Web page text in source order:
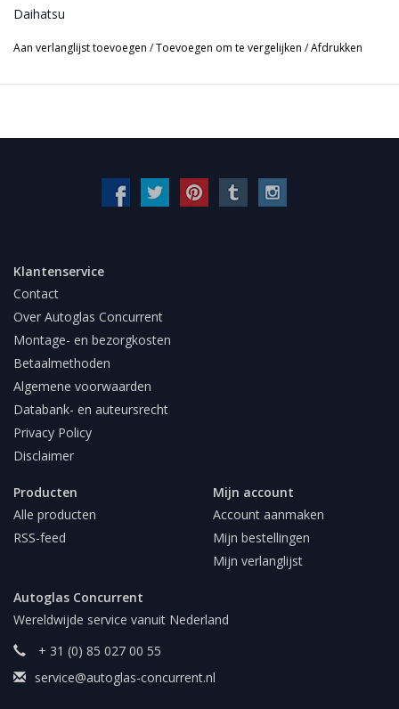
Daihatsu
Aan verlanglijst toevoegen /Toevoegen om te vergelijken /Afdrukken
Klantenservice
Contact
Over Autoglas Concurrent
Montage- en bezorgkosten
Betaalmethoden
Algemene voorwaarden
Databank- en auteursrecht
Privacy Policy
Disclaimer
Producten
Alle producten
RSS-feed
Mijn account
Account aanmaken
Mijn bestellingen
Mijn verlanglijst
Autoglas Concurrent
Wereldwijde service vanuit Nederland
+ 31 (0) 85 027 00 55
service@autoglas-concurrent.nl